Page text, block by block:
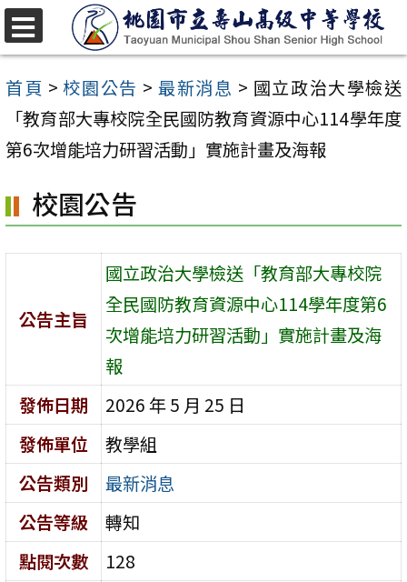
跳
至
主
內
區
首頁 >校園公告 >最新消息 > 國立政治大學檢送
「教育部大專校院全民國防教育資源中心114學年度
第6次增能培力研習活動」實施計畫及海報
校園公告
公告主旨
國立政治大學檢送「教育部大專校院
全民國防教育資源中心114學年度第6
次增能培力研習活動」實施計畫及海
報
發佈日期
2026 年 5 月 25 日
發佈單位
教學組
公告類別
最新消息
公告等級
轉知
點閱次數
128
選
單